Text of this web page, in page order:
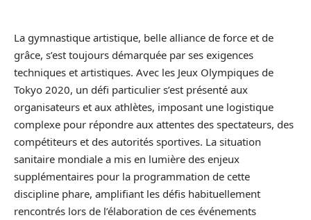
La gymnastique artistique, belle alliance de force et de
grâce, s’est toujours démarquée par ses exigences
techniques et artistiques. Avec les Jeux Olympiques de
Tokyo 2020, un défi particulier s’est présenté aux
organisateurs et aux athlètes, imposant une logistique
complexe pour répondre aux attentes des spectateurs, des
compétiteurs et des autorités sportives. La situation
sanitaire mondiale a mis en lumière des enjeux
supplémentaires pour la programmation de cette
discipline phare, amplifiant les défis habituellement
rencontrés lors de l’élaboration de ces événements